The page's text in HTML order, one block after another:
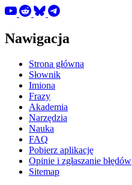
Nawigacja
Strona główna
Słownik
Imiona
Frazy
Akademia
Narzędzia
Nauka
FAQ
Pobierz aplikację
Opinie i zgłaszanie błędów
Sitemap